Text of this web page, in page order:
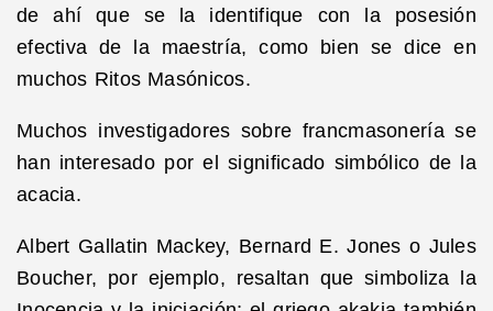
de ahí que se la identifique con la posesión
efectiva de la maestría, como bien se dice en
muchos Ritos Masónicos.
Muchos investigadores sobre francmasonería se
han interesado por el significado simbólico de la
acacia.
Albert Gallatin Mackey, Bernard E. Jones o Jules
Boucher, por ejemplo, resaltan que simboliza la